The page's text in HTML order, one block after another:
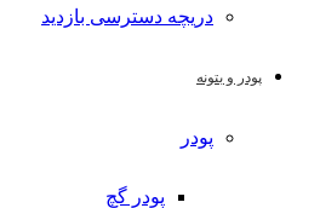
دریچه دسترسی بازدید
پودر و بتونه
پودر
پودر گچ